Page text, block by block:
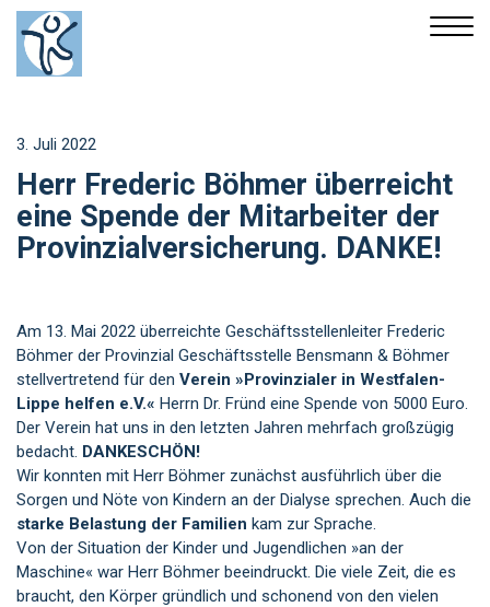
3. Juli 2022
Herr Frederic Böhmer überreicht
eine Spende der Mitarbeiter der
Provinzialversicherung. DANKE!
Am 13. Mai 2022 überreichte Geschäftsstellenleiter Frederic
Böhmer der Provinzial Geschäftsstelle Bensmann & Böhmer
stellvertretend für den Verein »Provinzialer in Westfalen-
Lippe helfen e.V.« Herrn Dr. Fründ eine Spende von 5000 Euro.
Der Verein hat uns in den letzten Jahren mehrfach großzügig
bedacht. DANKESCHÖN!
Wir konnten mit Herr Böhmer zunächst ausführlich über die
Sorgen und Nöte von Kindern an der Dialyse sprechen. Auch die
starke Belastung der Familien kam zur Sprache.
Von der Situation der Kinder und Jugendlichen »an der
Maschine« war Herr Böhmer beeindruckt. Die viele Zeit, die es
braucht, den Körper gründlich und schonend von den vielen